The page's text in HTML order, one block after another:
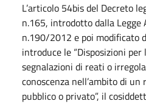
L’articolo 54bis del Decreto
n.165, introdotto dalla Legge
n.190/2012 e poi modificato
introduce le “Disposizioni
segnalazioni di reati o
conoscenza nell’ambito di
pubblico o privato”, il